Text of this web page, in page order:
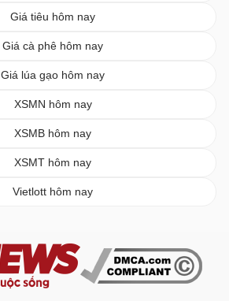
Giá tiêu hôm nay
Giá cà phê hôm nay
Giá lúa gạo hôm nay
XSMN hôm nay
XSMB hôm nay
XSMT hôm nay
Vietlott hôm nay